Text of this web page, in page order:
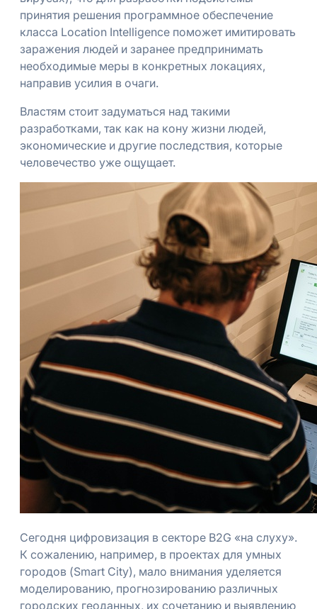
принятия решения программное обеспечение
класса Location Intelligence поможет имитировать
заражения людей и заранее предпринимать
необходимые меры в конкретных локациях,
направив усилия в очаги.
Властям стоит задуматься над такими
разработками, так как на кону жизни людей,
экономические и другие последствия, которые
человечество уже ощущает.
Сегодня цифровизация в секторе B2G «на слуху».
К сожалению, например, в проектах для умных
городов (Smart City), мало внимания уделяется
моделированию, прогнозированию различных
городских геоданных, их сочетанию и выявлению